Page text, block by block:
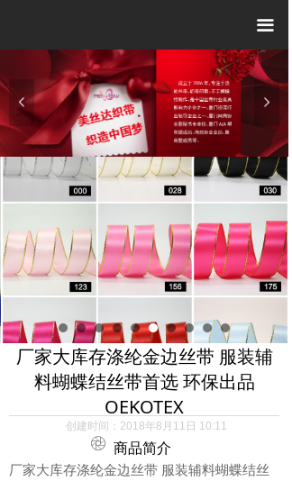
끀
넳 넲
厂家大库存涤纶金边丝带 服装辅
料蝴蝶结丝带首选 环保出品
OEKOTEX
商品简介
创建时间： 2018年8月11日 10:11
厂家大库存涤纶金边丝带 服装辅料蝴蝶结丝
ꁵ